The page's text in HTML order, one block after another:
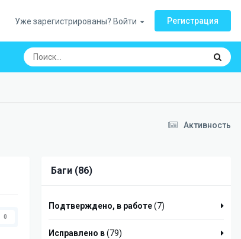
Уже зарегистрированы? Войти Регистрация
Активность
0
Баги (86)
Подтверждено, в работе(7)
Исправлено в(79)